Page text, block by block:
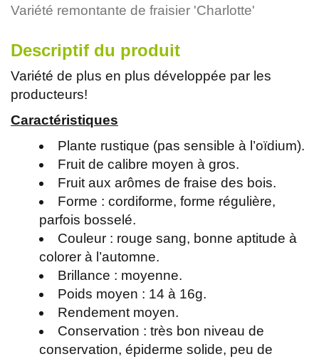
Variété remontante de fraisier 'Charlotte'
Descriptif du produit
Variété de plus en plus développée par les
producteurs!
Caractéristiques
Plante rustique (pas sensible à l’oïdium).
Fruit de calibre moyen à gros.
Fruit aux arômes de fraise des bois.
Forme : cordiforme, forme régulière,
parfois bosselé.
Couleur : rouge sang, bonne aptitude à
colorer à l’automne.
Brillance : moyenne.
Poids moyen : 14 à 16g.
Rendement moyen.
Conservation : très bon niveau de
conservation, épiderme solide, peu de